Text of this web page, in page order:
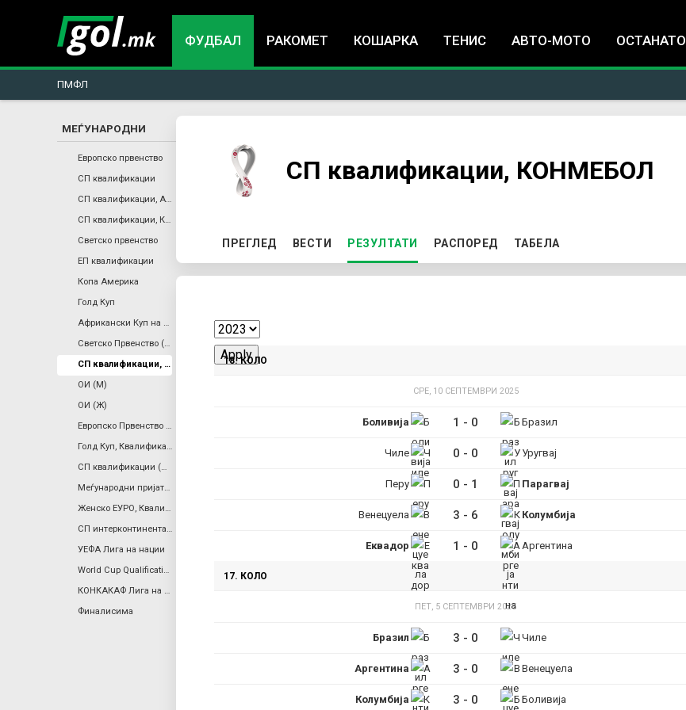
ФУДБАЛ РАКОМЕТ КОШАРКА ТЕНИС АВТО-МОТО ОСТАНАТО
ПМФЛ
You
are
here
СП квалификации, КОНМЕБОЛ
P
r
i
m
ПРЕГЛЕД ВЕСТИ РЕЗУЛТАТИ (ACTIVE TAB)
РАСПОРЕД ТАБЕЛА
18. КОЛО
СРЕ, 10 СЕПТЕМВРИ 2025
Боливија 1 - 0 Бразил
Чиле 0 - 0 Уругвај
Перу 0 - 1 Парагвај
Венецуела 3 - 6 Колумбија
Еквадор 1 - 0 Аргентина
17. КОЛО
ПЕТ, 5 СЕПТЕМВРИ 2025
Бразил 3 - 0 Чиле
Аргентина 3 - 0 Венецуела
Колумбија 3 - 0 Боливија
МЕЃУНАРОДНИ
Европско првенство
СП квалификации
СП квалификации, Африка
СП квалификации, КОНКАКАФ
Светско првенство
ЕП квалификации
Копа Америка
Голд Куп
Африкански Куп на Нации
Светско Првенство (Ж)
СП квалификации, КОНМЕБОЛ
ОИ (М)
ОИ (Ж)
Европско Првенство (Ж)
Голд Куп, Квалификации
СП квалификации (Ж), Европа
Меѓународни пријателски
Женско ЕУРО, Квалификации
СП интерконтинентален плеј-оф
УЕФА Лига на нации
World Cup Qualification, Women, Inter-Confederation Playoffs
КОНКАКАФ Лига на Нации
Финалисима